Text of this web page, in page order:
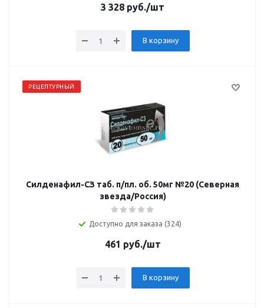
3 328 руб./шт
В корзину
РЕЦЕПТУРНЫЙ
Силденафил-СЗ таб. п/пл. об. 50мг №20 (Северная
звезда/Россия)
Доступно для заказа (324)
461 руб./шт
В корзину